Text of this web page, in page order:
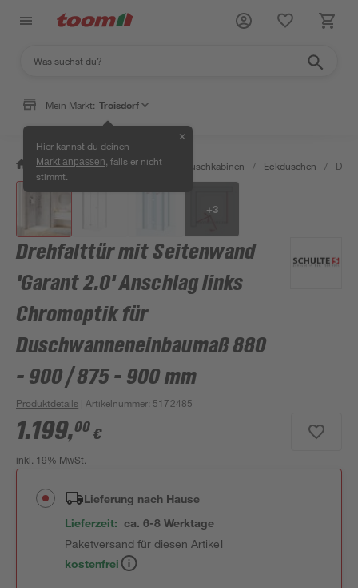
Mein Markt: Troisdorf
Hier kannst du deinen
Markt anpassen , falls er nicht
stimmt.
✕
/ Bad & Sanitär / Duschen Duschkabinen / Eckduschen /
+3
Drehfalttür mit Seitenwand
'Garant 2.0' Anschlag links
Chromoptik für
Duschwanneneinbaumaß 880
- 900 / 875 - 900 mm
Produktdetails | Artikelnummer: 5172485
1.199,00 €
inkl. 19% MwSt.
Lieferung nach Hause
Lieferzeit: ca. 6-8 Werktage
Paketversand für diesen Artikel
kostenfrei